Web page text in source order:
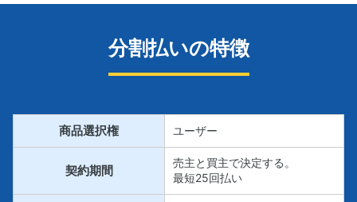
分割払いの特徴
商品選択権 ユーザー
契約期間
売主と買主で決定する。
最短25回払い